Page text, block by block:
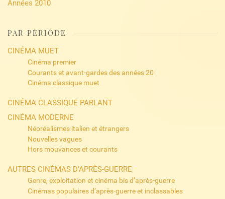
Années 2010
PAR PÉRIODE
CINÉMA MUET
Cinéma premier
Courants et avant-gardes des années 20
Cinéma classique muet
CINÉMA CLASSIQUE PARLANT
CINÉMA MODERNE
Néoréalismes italien et étrangers
Nouvelles vagues
Hors mouvances et courants
AUTRES CINÉMAS D’APRÈS-GUERRE
Genre, exploitation et cinéma bis d’après-guerre
Cinémas populaires d’après-guerre et inclassables